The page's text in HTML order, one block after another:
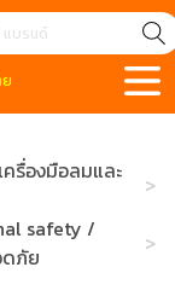
รื่องมือลมและ
safety /
ภัย